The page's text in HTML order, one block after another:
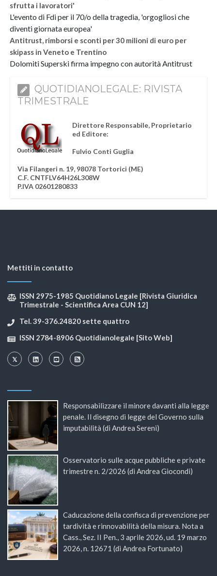
sfrutta i lavoratori'
L'evento di Fdi per il 70/o della tragedia, 'orgogliosi che
diventi giornata europea'
Antitrust, rimborsi e sconti per 30 milioni di euro per
skipass in Veneto e Trentino
Dolomiti Superski firma impegno con autorità Antitrust
QUOTIDIANOLEGALE: RIVISTA
TRIMESTRALE
Direttore Responsabile, Proprietario
ed Editore:
Fulvio Conti Guglia
Via Filangeri n. 19, 98078 Tortorici (ME)
C.F. CNTFLV64H26L308W
P.IVA 02601280833
Mettiti in contatto
ISSN 2975-1985 Quotidiano Legale [Rivista Giuridica
Trimestrale - Scientifica Area CUN 12]
Tel. 39-376.24820 sette quattro
ISSN 2784-8906 Quotidianolegale [Sito Web]
Responsabilizzare il minore davanti alla legge
penale. Il disegno di legge del Governo sulla
imputabilità (di Andrea Sereni)
Osservatorio sulle acque pubbliche e private
trimestre n. 2/2026 (di Andrea Giocondi)
Caducazione della confisca di prevenzione per
tardività e rinnovabilità della misura. Nota a
Cass., Sez. II Pen., 3 aprile 2026, ud. 19 marzo
2026, n. 12671 (di Andrea Fortunato)